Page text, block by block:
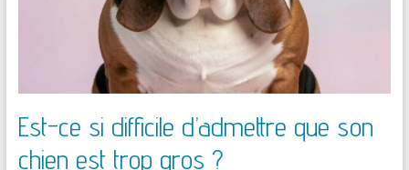
Est-ce si difficile d’admettre que son
chien est trop gros ?